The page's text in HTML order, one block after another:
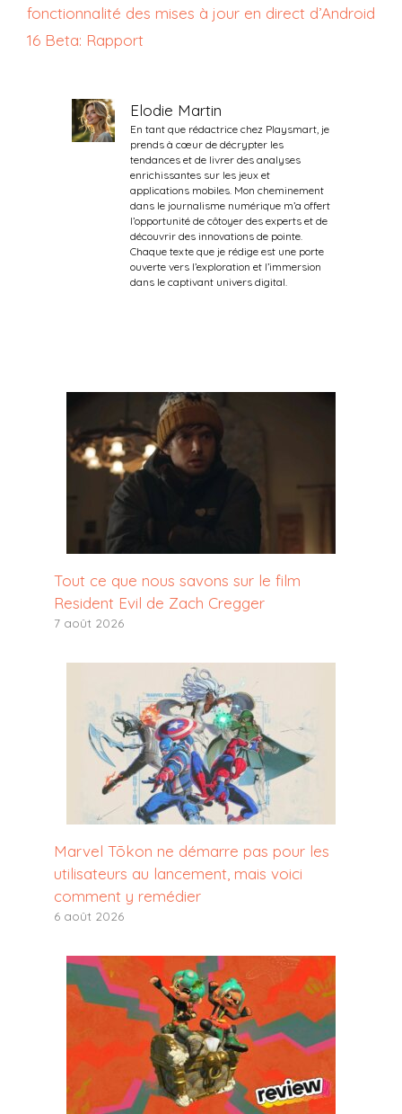
fonctionnalité des mises à jour en direct d’Android
16 Beta: Rapport
Elodie Martin
En tant que rédactrice chez Playsmart, je
prends à cœur de décrypter les
tendances et de livrer des analyses
enrichissantes sur les jeux et
applications mobiles. Mon cheminement
dans le journalisme numérique m’a offert
l’opportunité de côtoyer des experts et de
découvrir des innovations de pointe.
Chaque texte que je rédige est une porte
ouverte vers l’exploration et l’immersion
dans le captivant univers digital.
Tout ce que nous savons sur le film
Resident Evil de Zach Cregger
7 août 2026
Marvel Tōkon ne démarre pas pour les
utilisateurs au lancement, mais voici
comment y remédier
6 août 2026